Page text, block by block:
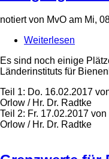
notiert von MvO am Mi,
Weiterlesen
und
-
hat
noch
Es sind noch einige
Länderinstituts für
Teil 1: Do. 16.02.2017
Orlow / Hr. Dr. Radtke
Teil 2: Fr. 17.02.2017
Orlow / Hr. Dr. Radtke